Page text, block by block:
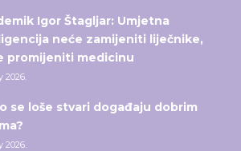
Igor Štagljar: Umjetna
neće zamijeniti liječnike,
promijeniti medicinu
2026.
se loše stvari događaju dobrim
2026.